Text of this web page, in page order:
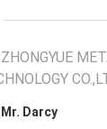
Mr. Darcy